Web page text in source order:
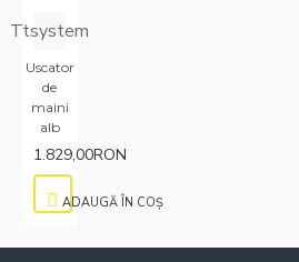
Ttsystem
Uscator
de
maini
alb
1.829,00RON
ADAUGĂ ÎN COŞ